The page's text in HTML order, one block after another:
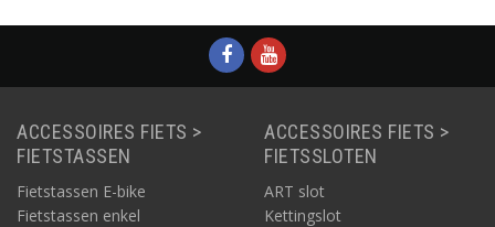
ACCESSOIRES FIETS >
FIETSTASSEN
Fietstassen E-bike
Fietstassen enkel
ACCESSOIRES FIETS >
FIETSSLOTEN
ART slot
Kettingslot